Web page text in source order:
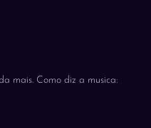
mais. Como diz a musica: